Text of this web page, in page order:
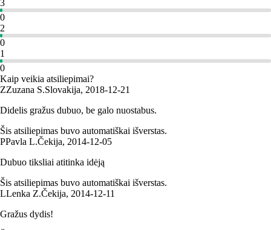
3
0
2
0
1
0
Kaip veikia atsiliepimai?
ZZuzana S.Slovakija, 2018‑12‑21
Didelis gražus dubuo, be galo nuostabus.
Šis atsiliepimas buvo automatiškai išverstas.
PPavla L.Čekija, 2014‑12‑05
Dubuo tiksliai atitinka idėją
Šis atsiliepimas buvo automatiškai išverstas.
LLenka Z.Čekija, 2014‑12‑11
Gražus dydis!